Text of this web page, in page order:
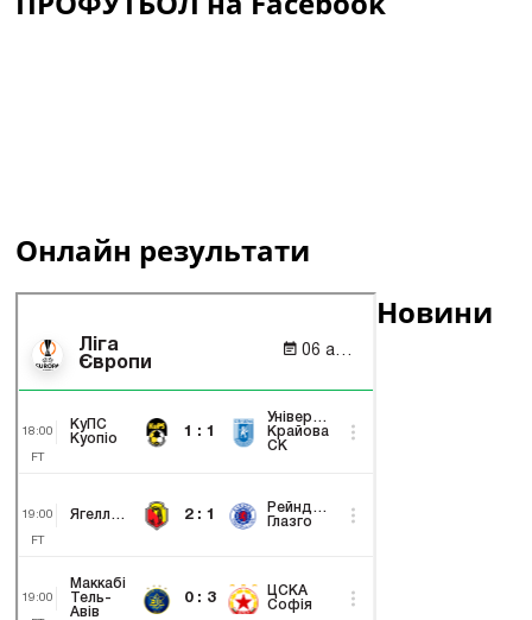
Онлайн результати
Новини